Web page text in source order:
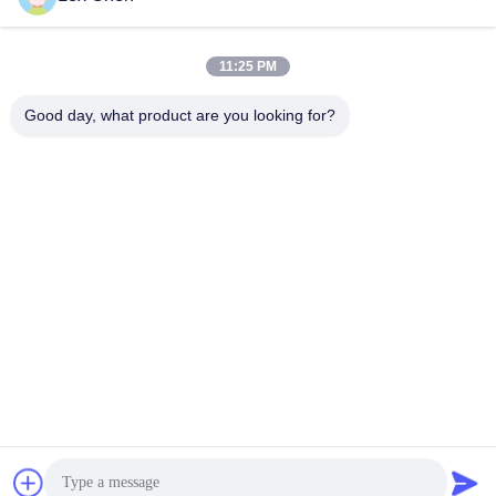
11:25 PM
Good day, what product are you looking for?